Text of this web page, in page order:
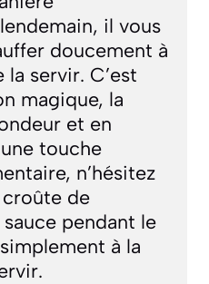
il vous
doucement à
servir. C’est
magique, la
et en
touche
n’hésitez
croûte de
pendant le
à la